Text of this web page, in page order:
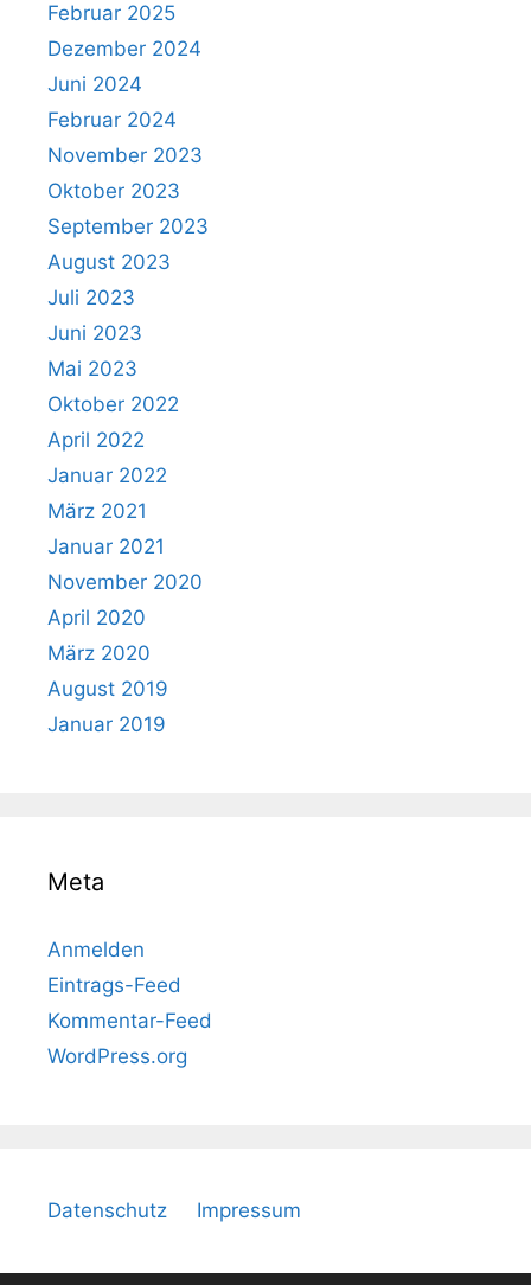
Februar 2025
Dezember 2024
Juni 2024
Februar 2024
November 2023
Oktober 2023
September 2023
August 2023
Juli 2023
Juni 2023
Mai 2023
Oktober 2022
April 2022
Januar 2022
März 2021
Januar 2021
November 2020
April 2020
März 2020
August 2019
Januar 2019
Meta
Anmelden
Eintrags-Feed
Kommentar-Feed
WordPress.org
Datenschutz Impressum